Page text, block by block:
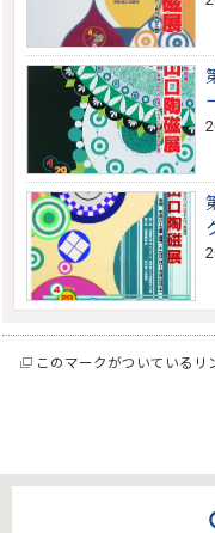
このマークがついているリ